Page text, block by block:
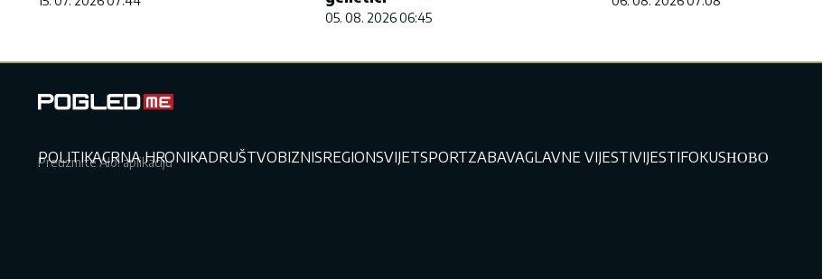
05. 08. 2026 06:45
POLITIKACRNA HRONIKADRUŠTVOBIZNISREGIONSVIJETSPORTZABAVAGLAVNE VIJESTIVIJESTIFOKUSНОВО
Preuzmite Alo! aplikaciju